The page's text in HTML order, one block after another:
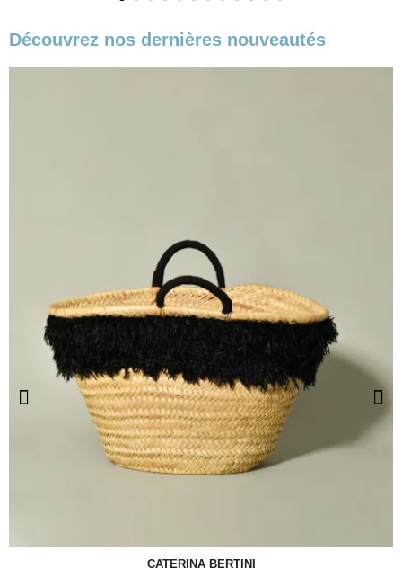
Découvrez nos dernières nouveautés
CATERINA BERTINI